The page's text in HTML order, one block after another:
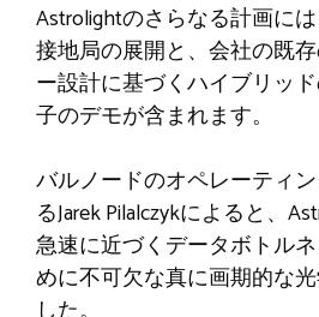
Astrolightのさらなる計画に
接地局の展開と、会社の既存
ー設計に基づくハイブリッ
子のデモが含まれます。
バルノードのオペレーティ
るJarek Pilalczykによると、
急速に近づくデータボトル
めに不可欠な真に画期的な